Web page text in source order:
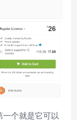
个就是它可以